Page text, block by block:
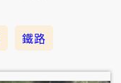
鐵路